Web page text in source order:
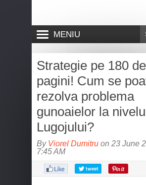
MENIU
Strategie pe 180 de
pagini! Cum se
rezolva problema
gunoaielor la
Lugojului?
By Viorel Dumitru on 23 June
7:45 AM